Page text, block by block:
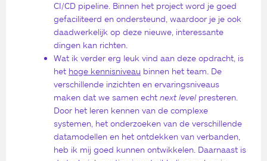
CI/CD pipeline. Binnen het project word je goed
gefaciliteerd en ondersteund, waardoor je je ook
daadwerkelijk op deze nieuwe, interessante
dingen kan richten.
Wat ik verder erg leuk vind aan deze opdracht, is
het hoge kennisniveau binnen het team. De
verschillende inzichten en ervaringsniveaus
maken dat we samen echt next levelpresteren.
Door het leren kennen van de complexe
systemen, het onderzoeken van de verschillende
datamodellen en het ontdekken van verbanden,
heb ik mij goed kunnen ontwikkelen. Daarnaast is